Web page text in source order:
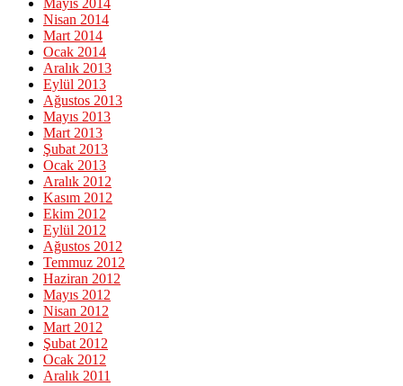
Mayıs 2014
Nisan 2014
Mart 2014
Ocak 2014
Aralık 2013
Eylül 2013
Ağustos 2013
Mayıs 2013
Mart 2013
Şubat 2013
Ocak 2013
Aralık 2012
Kasım 2012
Ekim 2012
Eylül 2012
Ağustos 2012
Temmuz 2012
Haziran 2012
Mayıs 2012
Nisan 2012
Mart 2012
Şubat 2012
Ocak 2012
Aralık 2011